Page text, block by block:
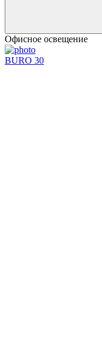
Офисное освещение
BURO 30